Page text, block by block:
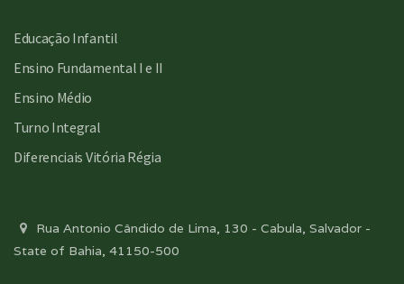
Educação Infantil
Ensino Fundamental I e II
Ensino Médio
Turno Integral
Diferenciais Vitória Régia
Rua Antonio Cândido de Lima, 130 - Cabula, Salvador -
State of Bahia, 41150-500